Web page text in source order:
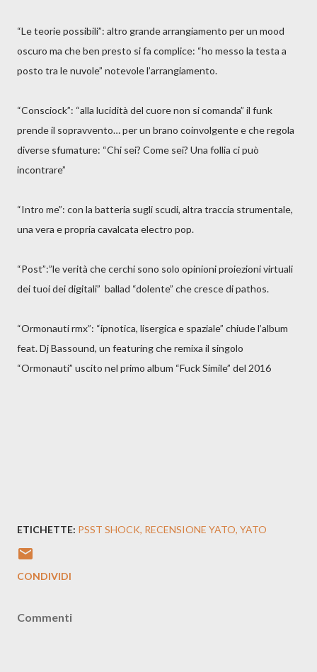
“Le teorie possibili”: altro grande arrangiamento per un mood
oscuro ma che ben presto si fa complice: “ho messo la testa a
posto tra le nuvole” notevole l’arrangiamento.
“Consciock”: “alla lucidità del cuore non si comanda” il funk
prende il sopravvento… per un brano coinvolgente e che regola
diverse sfumature: “Chi sei? Come sei? Una follia ci può
incontrare”
“Intro me”: con la batteria sugli scudi, altra traccia strumentale,
una vera e propria cavalcata electro pop.
“Post”:”le verità che cerchi sono solo opinioni proiezioni virtuali
dei tuoi dei digitali” ballad “dolente” che cresce di pathos.
“Ormonauti rmx”: “ipnotica, lisergica e spaziale” chiude l’album
feat. Dj Bassound, un featuring che remixa il singolo
“Ormonauti” uscito nel primo album “Fuck Simile” del 2016
ETICHETTE: PSST SHOCK RECENSIONE YATO YATO
CONDIVIDI
Commenti